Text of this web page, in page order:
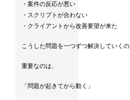
・案件の反応が悪い
・スクリプトが合わない
・クライアントから改善要望が来た
こうした問題を一つずつ解決していくの
重要なのは、
「問題が起きてから動く」